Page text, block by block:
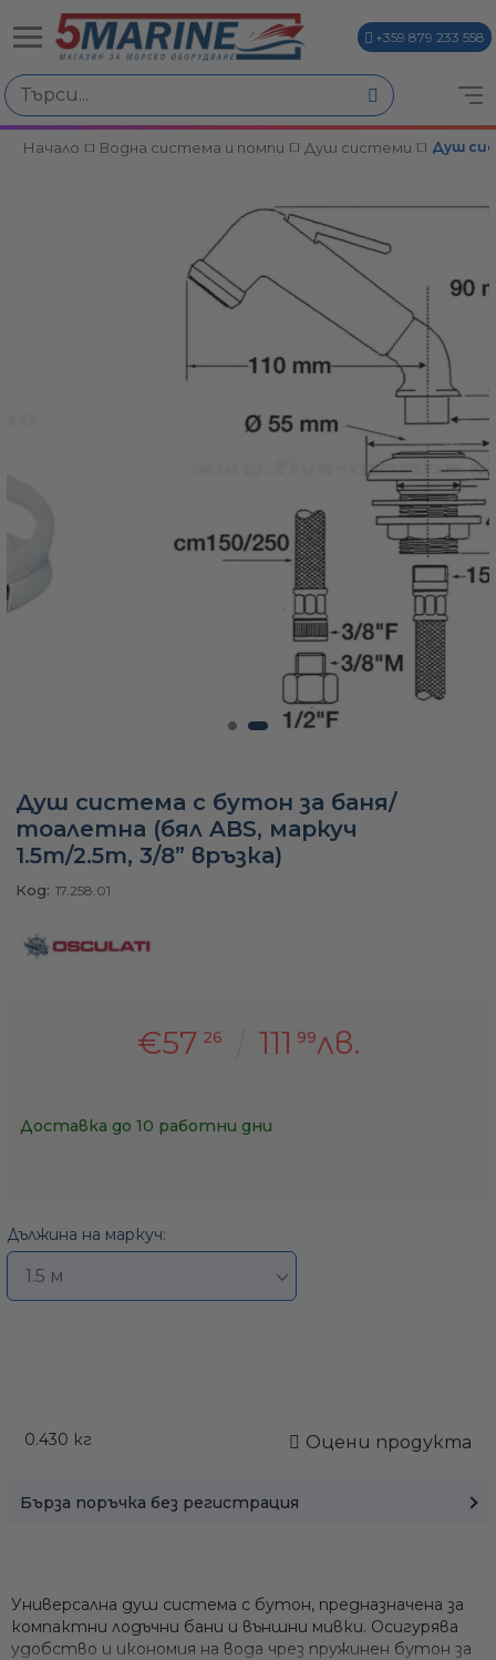
+359 879 233 558
Начало Водна система и помпи Душ системи Душ
Душ система с бутон за баня/
тоалетна (бял ABS, маркуч
1.5m/2.5m, 3/8” връзка)
Код: 17.258.01
€57 26 111 99лв.
Доставка до 10 работни дни
Дължина на маркуч:
0.430 кг Оцени продукта
Бърза поръчка без регистрация
Универсална душ система с бутон, предназначена за
компактни лодъчни бани и външни мивки. Осигурява
удобство и икономия на вода чрез пружинен бутон за